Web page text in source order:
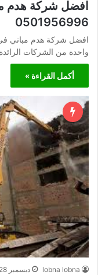
افضل شركة هدم
0501956996
افضل شركة هدم مباني
واحدة من الشركات
أكمل القراءة »
lobna lobna ديسمبر 28, 2025